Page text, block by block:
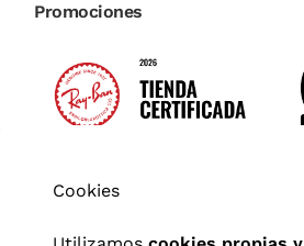
Promociones
Cookies